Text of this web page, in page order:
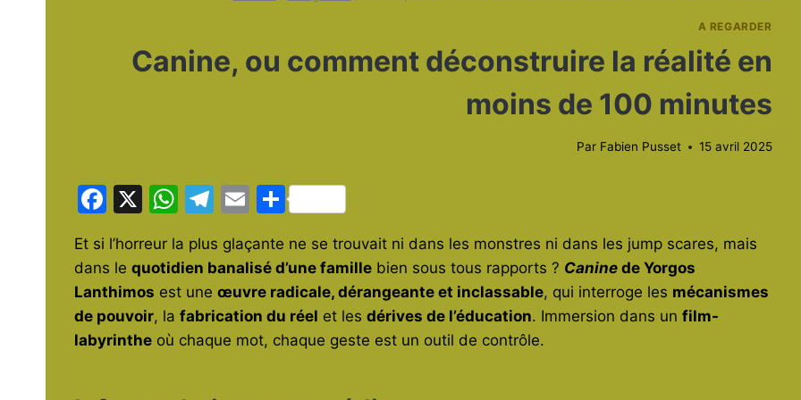
A REGARDER
Canine, ou comment déconstruire la réalité en
moins de 100 minutes
Par Fabien Pusset 15 avril 2025
F
c
e
b
o
X
W
at
s
A
p
T
e
gr
a
m
E
ai
l
P
ta
g
er
Et si l’horreur la plus glaçante ne se trouvait ni dans les monstres ni dans les jump scares, mais
dans le quotidien banalisé d’une famille bien sous tous rapports ? Canine de Yorgos
Lanthimos est une œuvre radicale, dérangeante et inclassable, qui interroge les mécanismes
de pouvoir, la fabrication du réel et les dérives de l’éducation. Immersion dans un film-
labyrinthe où chaque mot, chaque geste est un outil de contrôle.